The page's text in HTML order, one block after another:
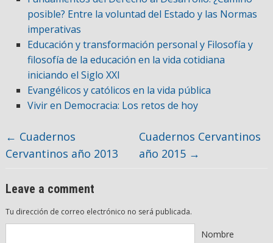
posible? Entre la voluntad del Estado y las Normas
imperativas
Educación y transformación personal y Filosofía y
filosofía de la educación en la vida cotidiana
iniciando el Siglo XXI
Evangélicos y católicos en la vida pública
Vivir en Democracia: Los retos de hoy
← Cuadernos
Cervantinos año 2013
Cuadernos Cervantinos
año 2015 →
Leave a comment
Tu dirección de correo electrónico no será publicada.
Nombre